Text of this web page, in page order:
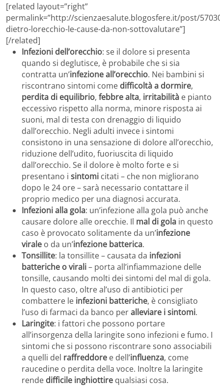
[related layout=”right”
permalink=”http://scienzaesalute.blogosfere.it/post/
dietro-lorecchio-le-cause-da-non-sottovalutare”]
[/related]
Infezioni dell’orecchio: se il dolore si presenta
quando si deglutisce, è probabile che si sia
contratta un’infezione all’orecchio. Nei bambini si
riscontrano sintomi come difficoltà a dormire,
perdita di equilibrio, febbre alta, irritabilità e pianto
eccessivo rispetto alla norma, minore risposta ai
suoni, mal di testa con drenaggio di liquido
dall’orecchio. Negli adulti invece i sintomi
consistono in una sensazione di dolore all’orecchio,
riduzione dell’udito, fuoriuscita di liquido
dall’orecchio. Se il dolore è molto forte e si
presentano i sintomi citati – che non migliorano
dopo le 24 ore – sarà necessario contattare il
proprio medico per una diagnosi accurata.
Infezioni alla gola: un’infezione alla gola può anche
causare dolore alle orecchie. Il mal di gola in questo
caso è provocato solitamente da un’infezione
virale o da un’infezione batterica.
Tonsillite: la tonsillite – causata da infezioni
batteriche o virali– porta all’infiammazione delle
tonsille, causando molti dei sintomi del mal di gola.
In questo caso, oltre al’uso di antibiotici per
combattere le infezioni batteriche, è consigliato
l’uso di farmaci da banco peralleviare i sintomi.
Laringite: i fattori che possono portare
all’insorgenza della laringite sono infezioni e fumo. I
sintomi che si possono riscontrare sono associabili
a quelli del raffreddore e dell’influenza, come
raucedine o perdita della voce. Inoltre la laringite
rende difficile inghiottire qualsiasi cosa.